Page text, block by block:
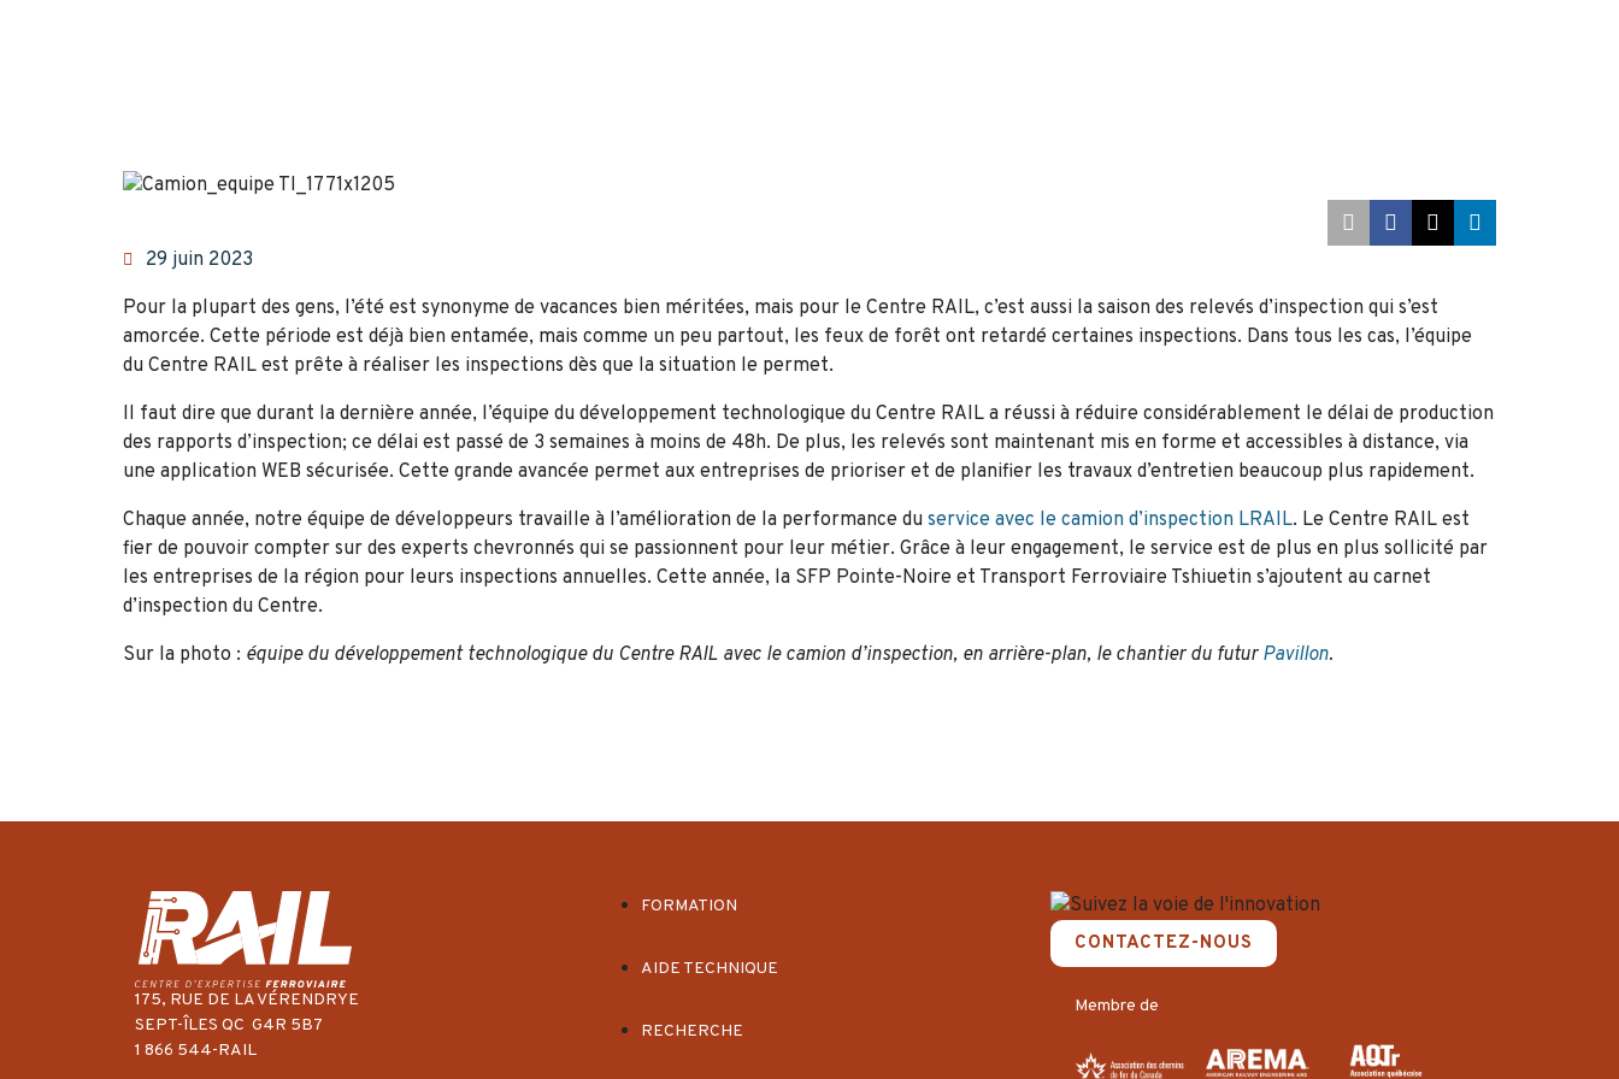
29 juin 2023
Pour la plupart des gens, l’été est synonyme de vacances bien méritées, mais pour le Centre RAIL, c’est aussi la saison des relevés d’inspection qui s’est
amorcée. Cette période est déjà bien entamée, mais comme un peu partout, les feux de forêt ont retardé certaines inspections. Dans tous les cas, l’équipe
du Centre RAIL est prête à réaliser les inspections dès que la situation le permet.
Il faut dire que durant la dernière année, l’équipe du développement technologique du Centre RAIL a réussi à réduire considérablement le délai de production
des rapports d’inspection; ce délai est passé de 3 semaines à moins de 48h. De plus, les relevés sont maintenant mis en forme et accessibles à distance, via
une application WEB sécurisée. Cette grande avancée permet aux entreprises de prioriser et de planifier les travaux d’entretien beaucoup plus rapidement.
Chaque année, notre équipe de développeurs travaille à l’amélioration de la performance du service avec le camion d’inspection LRAIL. Le Centre RAIL est
fier de pouvoir compter sur des experts chevronnés qui se passionnent pour leur métier. Grâce à leur engagement, le service est de plus en plus sollicité par
les entreprises de la région pour leurs inspections annuelles. Cette année, la SFP Pointe-Noire et Transport Ferroviaire Tshiuetin s’ajoutent au carnet
d’inspection du Centre.
Sur la photo : équipe du développement technologique du Centre RAIL avec le camion d’inspection, en arrière-plan, le chantier du futur Pavillon.
175, RUE DE LA VÉRENDRYE
SEPT-ÎLES QC G4R 5B7
1 866 544-RAIL
FORMATION
AIDE TECHNIQUE
RECHERCHE
CONTACTEZ-NOUS
Membre de